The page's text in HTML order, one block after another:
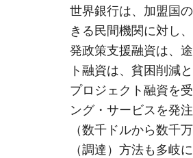
世界銀行は、加盟国
きる民間機関に対し
発政策支援融資は、
ト融資は、貧困削減
プロジェクト融資を
ング・サービスを発
（数千ドルから数千
（調達）方法も多岐